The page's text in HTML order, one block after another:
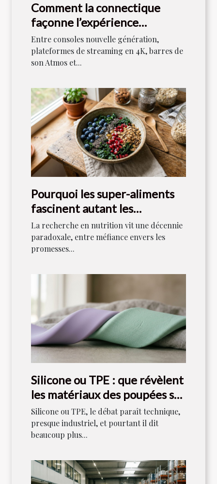
Comment la connectique
façonne l’expérience
audiovisuelle moderne
Entre consoles nouvelle génération,
plateformes de streaming en 4K, barres de
son Atmos et...
Pourquoi les super-aliments
fascinent autant les
scientifiques aujourd’hui
La recherche en nutrition vit une décennie
paradoxale, entre méfiance envers les
promesses...
Silicone ou TPE : que révèlent
les matériaux des poupées sur
notre rapport au plaisir ?
Silicone ou TPE, le débat paraît technique,
presque industriel, et pourtant il dit
beaucoup plus...